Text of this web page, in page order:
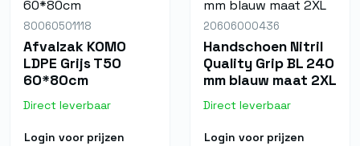
80060501118
Afvalzak KOMO
LDPE Grijs T50
60*80cm
Direct leverbaar
Login voor prijzen
20606000436
Handschoen Nitril
Quality Grip BL 240
mm blauw maat 2XL
Direct leverbaar
Login voor prijzen